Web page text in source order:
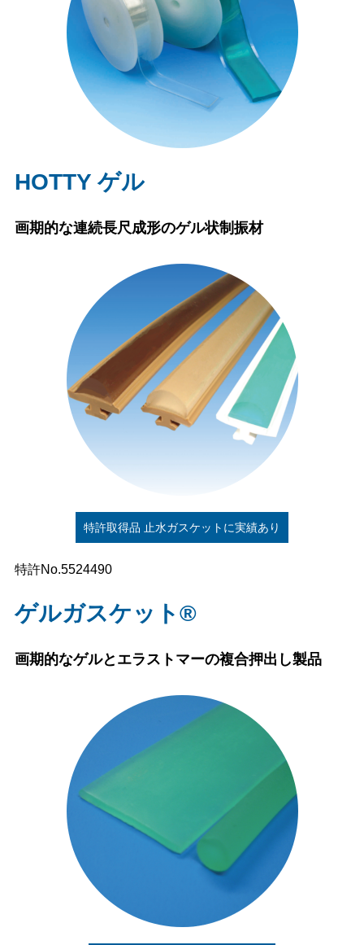
HOTTY ゲル
画期的な連続長尺成形のゲル状制振材
特許取得品 止水ガスケットに実績あり
特許No.5524490
ゲルガスケット®
画期的なゲルとエラストマーの複合押出し製品